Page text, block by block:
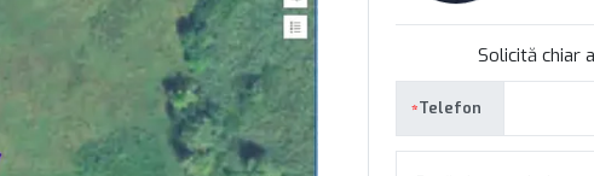
Solicită chiar
Telefon